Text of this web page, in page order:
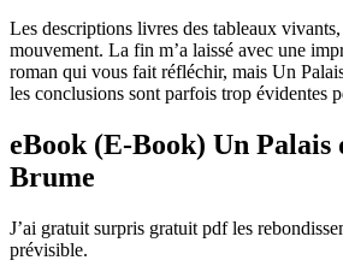
Les descriptions livres des tableaux
mouvement. La fin m’a laissé avec une
roman qui vous fait réfléchir, mais Un
les conclusions sont parfois trop évidentes
eBook (E-Book) Un Palais
Brume
J’ai gratuit surpris gratuit pdf les
prévisible.